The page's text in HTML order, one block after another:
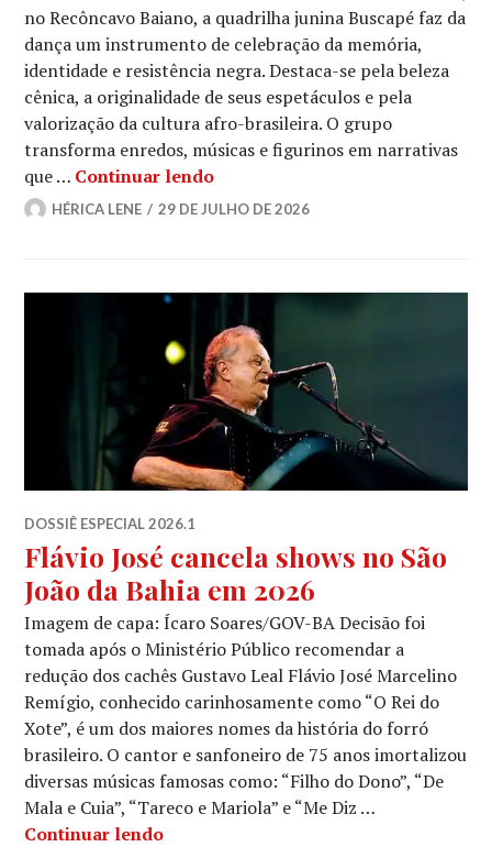
no Recôncavo Baiano, a quadrilha junina Buscapé faz da
dança um instrumento de celebração da memória,
identidade e resistência negra. Destaca-se pela beleza
cênica, a originalidade de seus espetáculos e pela
valorização da cultura afro-brasileira. O grupo
transforma enredos, músicas e figurinos em narrativas
que … Continuar lendoBuscapé: a quadrilha junina
HÉRICA LENE 29 DE JULHO DE 2026
DOSSIÊ ESPECIAL 2026.1
Flávio José cancela shows no São
João da Bahia em 2026
Imagem de capa: Ícaro Soares/GOV-BA Decisão foi
tomada após o Ministério Público recomendar a
redução dos cachês Gustavo Leal Flávio José Marcelino
Remígio, conhecido carinhosamente como “O Rei do
Xote”, é um dos maiores nomes da história do forró
brasileiro. O cantor e sanfoneiro de 75 anos imortalizou
diversas músicas famosas como: “Filho do Dono”, “De
Mala e Cuia”, “Tareco e Mariola” e “Me Diz …
Continuar lendoFlávio José cancela shows no São